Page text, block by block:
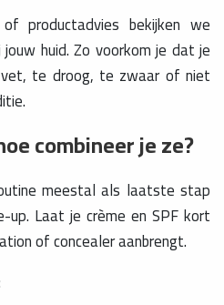
productadvies bekijken we
huid. Zo voorkom je dat je
te droog, te zwaar of niet
combineer je ze?
meestal als laatste stap
up. Laat je crème en SPF kort
of concealer aanbrengt.